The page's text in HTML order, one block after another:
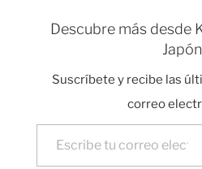
Descubre más desde
Japón
Suscríbete y recibe las
correo
Escribe tu correo electrónico…